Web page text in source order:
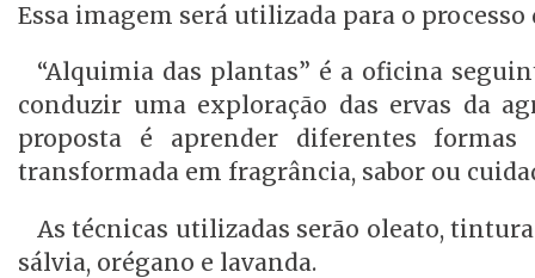
Essa imagem será utilizada para o
“Alquimia das plantas” é a oficina
conduzir uma exploração das ervas da
proposta é aprender diferentes
transformada em fragrância, sabor ou
As técnicas utilizadas serão oleato,
sálvia, orégano e lavanda.